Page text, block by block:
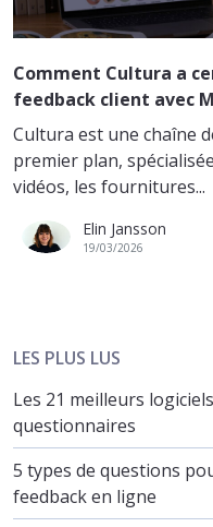
Comment Cultura a
feedback client avec
Cultura est une chaîne
premier plan,
vidéos, les fournitures...
Elin Jansson
19/03/2026
LES PLUS LUS
Les 21 meilleurs
questionnaires
5 types de questions
feedback en ligne